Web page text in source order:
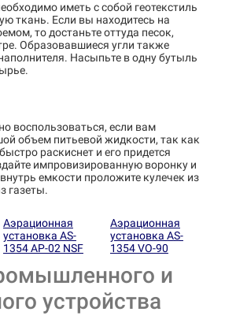
иметь с собой геотекстиль
ткань. Если вы находитесь на
то достаньте оттуда песок,
Образовавшиеся угли также
Насыпьте в одну бутыль
воспользоваться, если вам
объем питьевой жидкости, так как
раскиснет и его придется
импровизированную воронку и
емкости проложите кулечек из
газеты.
Аэрационная
установка AS-
1354 AP-02 NSF
Аэрационная
установка AS-
1354 VO-90
и
устройства